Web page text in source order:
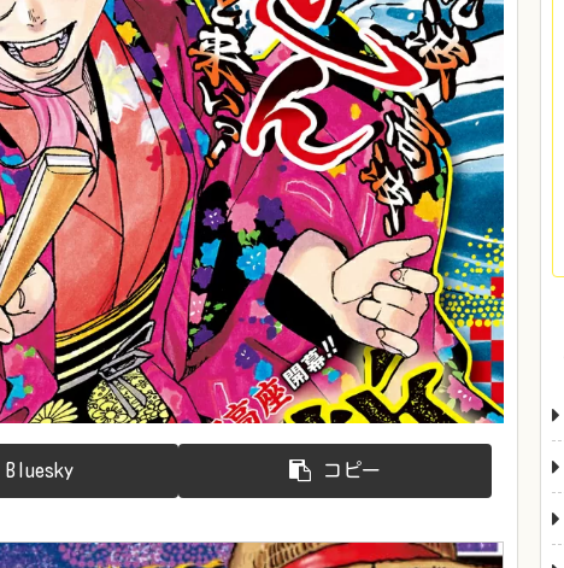
Bluesky コピー